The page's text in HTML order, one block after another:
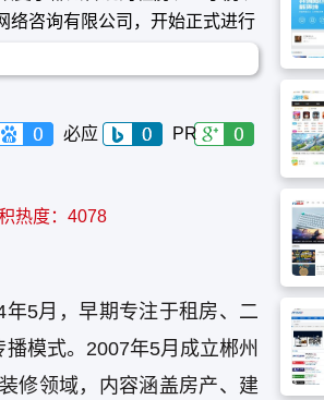
络咨询有限公司，开始正式进行
域，内容涵盖房产、建材、装修
必应 PR
热度： 4078
5月，早期专注于租房、二
模式。2007年5月成立郴州
修领域，内容涵盖房产、建